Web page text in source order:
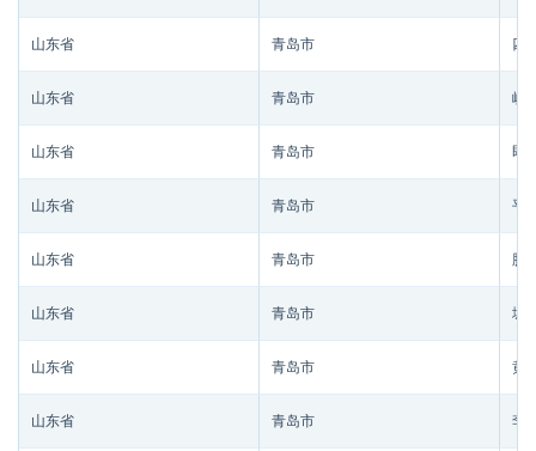
山东省 青岛市 四
山东省 青岛市 崂
山东省 青岛市 即
山东省 青岛市 平
山东省 青岛市 胶
山东省 青岛市 城
山东省 青岛市 黄
山东省 青岛市 李